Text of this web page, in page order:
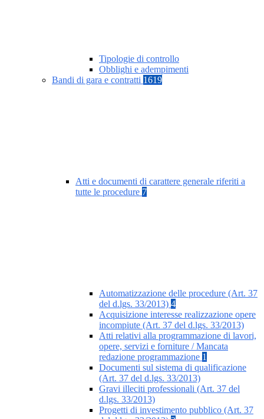
Tipologie di controllo
Obblighi e adempimenti
Bandi di gara e contratti 1619
Atti e documenti di carattere generale riferiti a
tutte le procedure 7
Automatizzazione delle procedure (Art. 37
del d.lgs. 33/2013) 4
Acquisizione interesse realizzazione opere
incompiute (Art. 37 del d.lgs. 33/2013)
Atti relativi alla programmazione di lavori,
opere, servizi e forniture / Mancata
redazione programmazione 1
Documenti sul sistema di qualificazione
(Art. 37 del d.lgs. 33/2013)
Gravi illeciti professionali (Art. 37 del
d.lgs. 33/2013)
Progetti di investimento pubblico (Art. 37